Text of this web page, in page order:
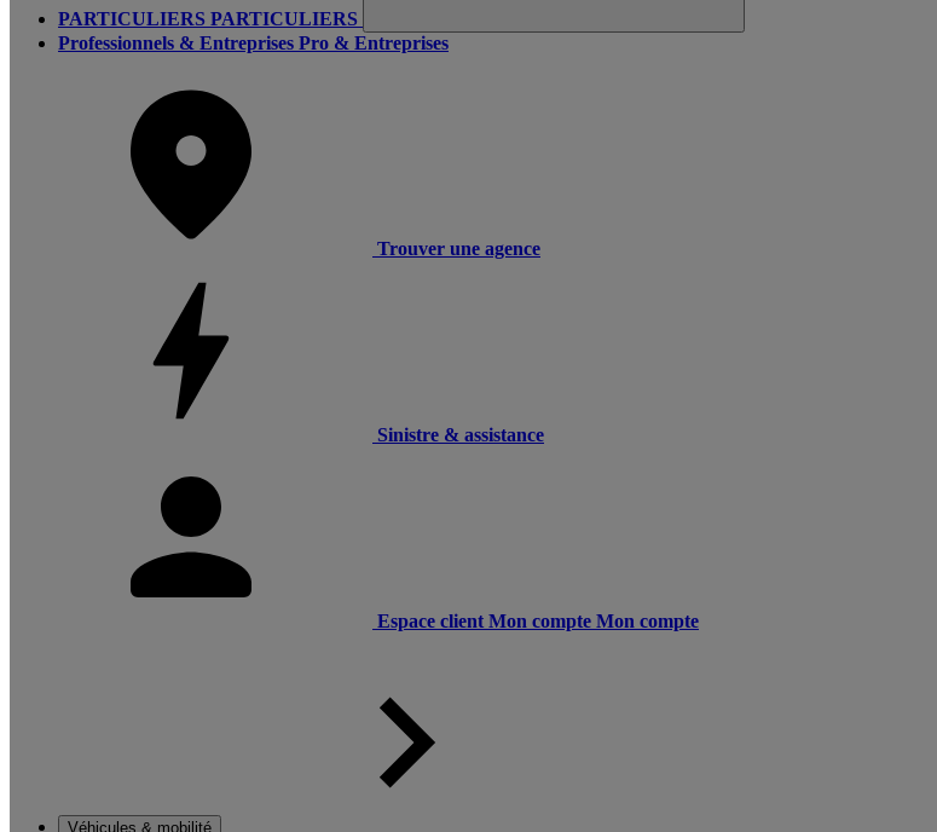
PARTICULIERS PARTICULIERS
Professionnels & Entreprises Pro & Entreprises
Trouver une agence
Sinistre & assistance
Espace client Mon compte Mon compte
Véhicules & mobilité